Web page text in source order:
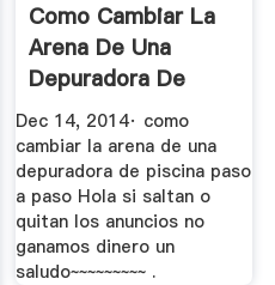
Como Cambiar La
Arena De Una
Depuradora De
Piscina Comun ...
Dec 14, 2014· como
cambiar la arena de una
depuradora de piscina paso
a paso Hola si saltan o
quitan los anuncios no
ganamos dinero un
saludo~~~~~~~~~ .